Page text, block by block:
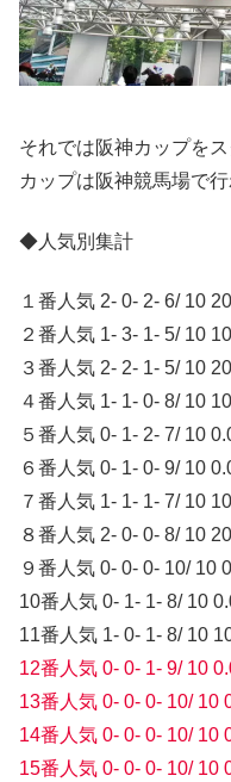
それでは阪神カップを
カップは阪神競馬場で
◆人気別集計
１番人気 2- 0- 2- 6/ 10
２番人気 1- 3- 1- 5/ 10
３番人気 2- 2- 1- 5/ 10
４番人気 1- 1- 0- 8/ 10
５番人気 0- 1- 2- 7/ 10
６番人気 0- 1- 0- 9/ 10
７番人気 1- 1- 1- 7/ 10
８番人気 2- 0- 0- 8/ 10
９番人気 0- 0- 0- 10/ 10
10番人気 0- 1- 1- 8/ 10
11番人気 1- 0- 1- 8/ 10
12番人気 0- 0- 1- 9/ 10
13番人気 0- 0- 0- 10/ 10
14番人気 0- 0- 0- 10/ 10
15番人気 0- 0- 0- 10/ 10